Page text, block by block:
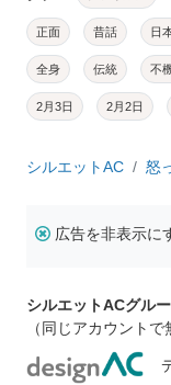
正面 昔話 日
全身 伝統 不
2月3日 2月2日
シルエットAC 怒
広告を非表示に
シルエットACグル
（同じアカウント